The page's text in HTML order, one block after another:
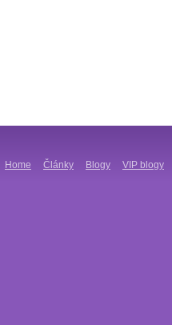
Home Články Blogy VIP blogy